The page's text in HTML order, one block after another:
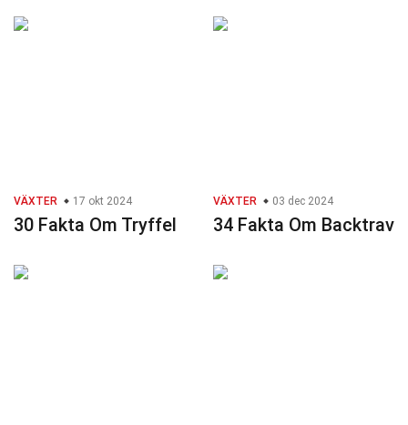
VÄXTER 17 okt 2024
30 Fakta Om Tryffel
VÄXTER 03 dec 2024
34 Fakta Om Backtrav